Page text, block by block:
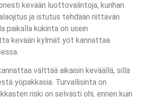
kevään luottovalintoja, kunhan
ja istutus tehdään riittävän
paikalla kukinta on usein
kevään kylmät yöt kannattaa
välttää aikaisin keväällä, sillä
yöpakkasia. Turvallisinta on
riski on selvästi ohi, ennen kuin